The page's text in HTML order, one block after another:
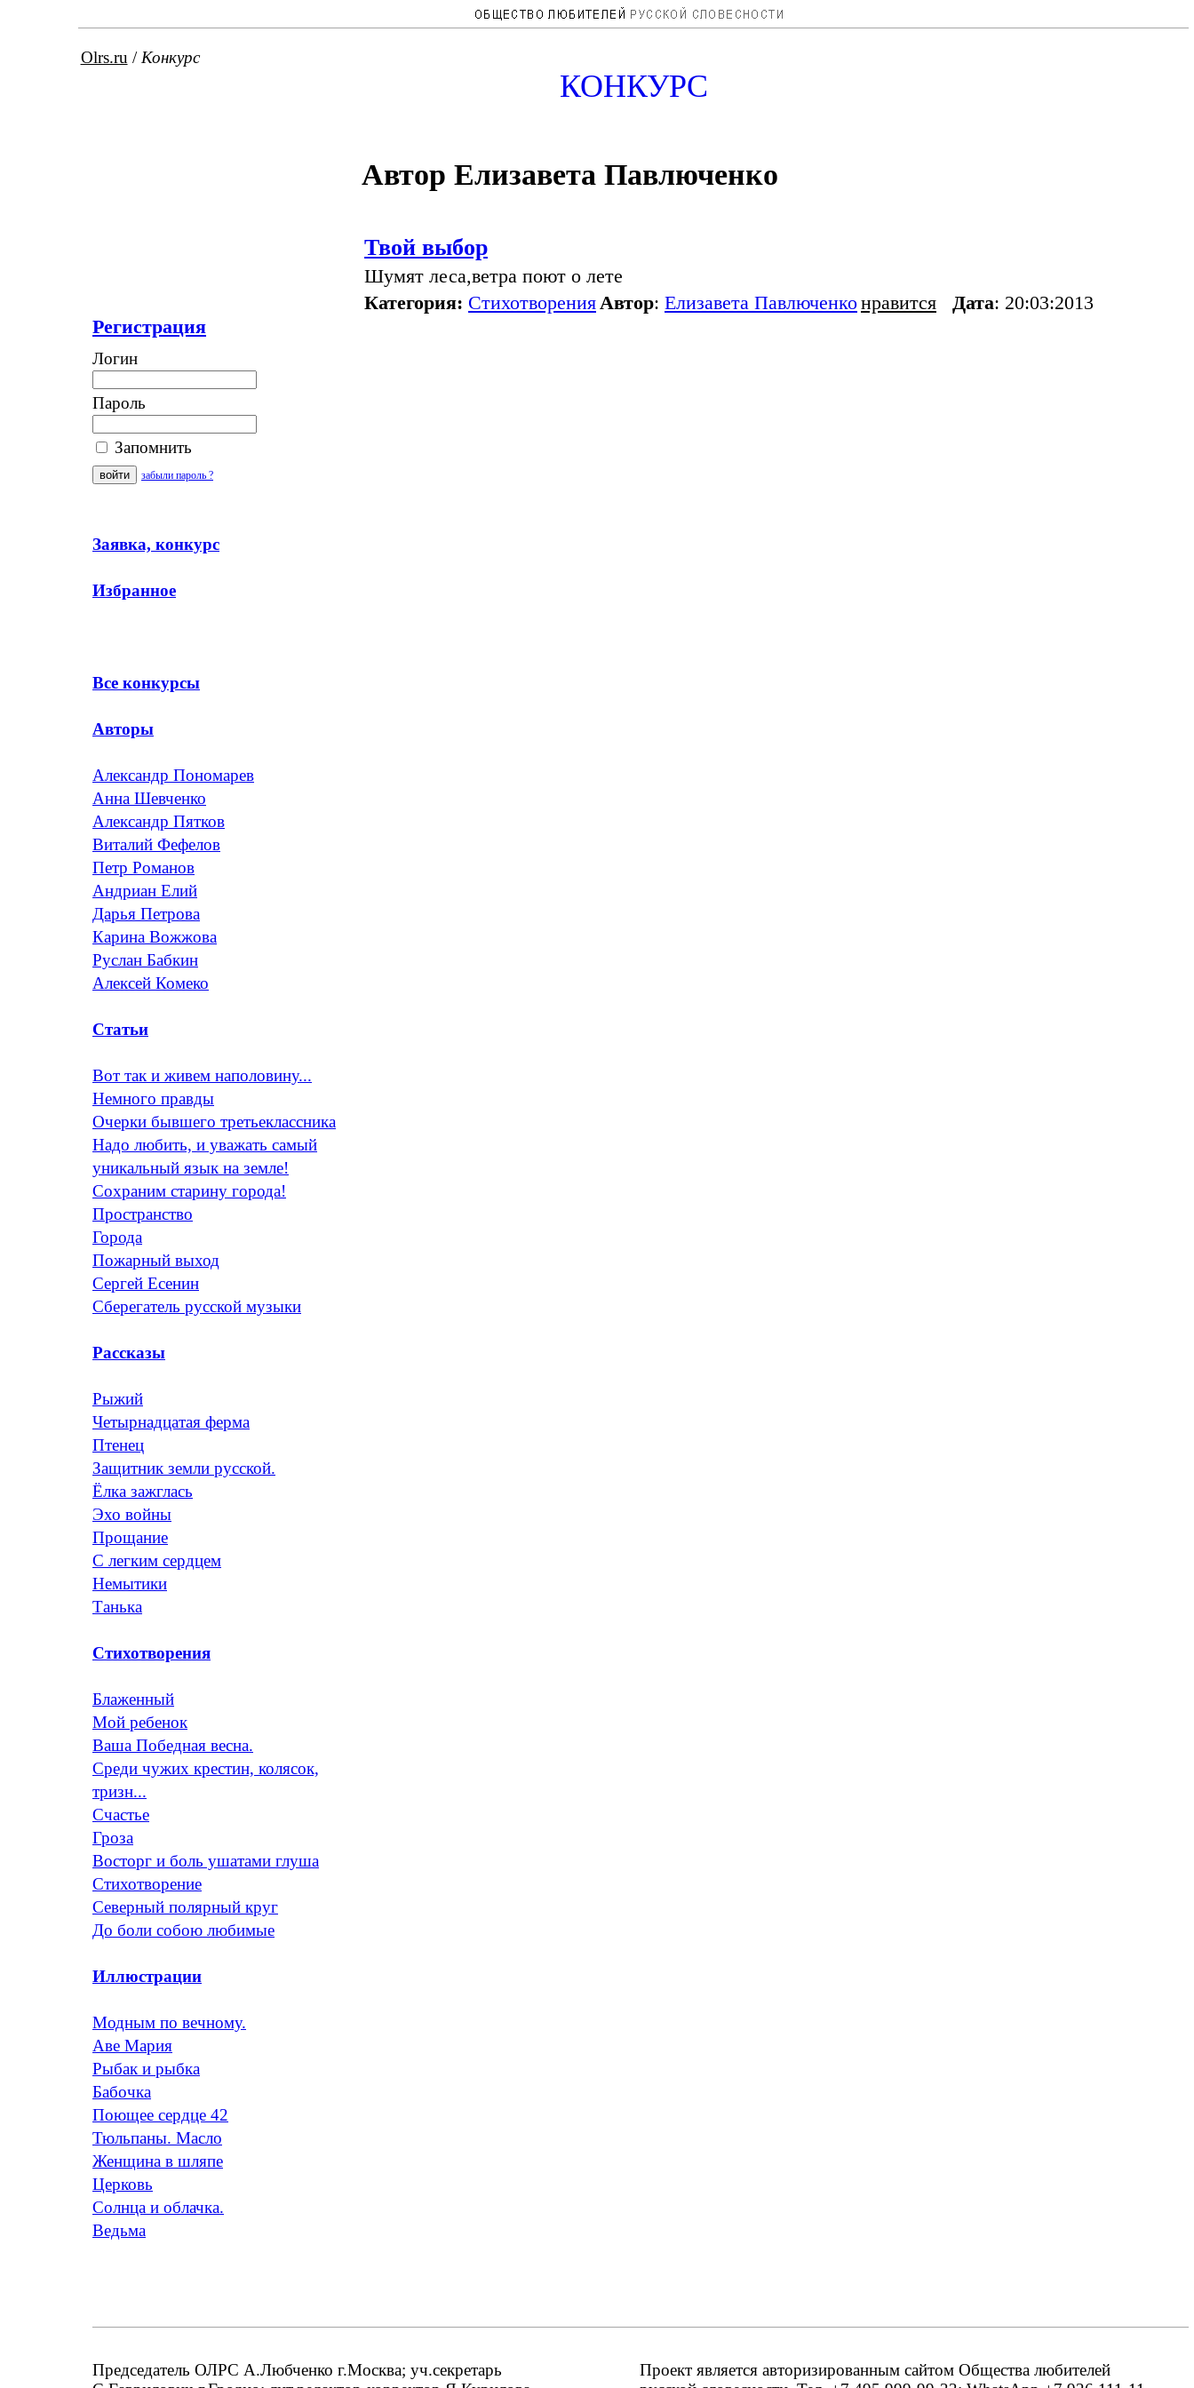
Olrs.ru / Конкурс
КОНКУРС
Регистрация
Логин
Пароль
Запомнить
забыли пароль ?
Заявка, конкурс
Избранное
Все конкурсы
Авторы
Александр Пономарев
Анна Шевченко
Александр Пятков
Виталий Фефелов
Петр Романов
Андриан Елий
Дарья Петрова
Карина Вожжова
Руслан Бабкин
Алексей Комеко
Статьи
Вот так и живем наполовину...
Немного правды
Очерки бывшего третьеклассника
Надо любить, и уважать самый
уникальный язык на земле!
Сохраним старину города!
Пространство
Города
Пожарный выход
Сергей Есенин
Сберегатель русской музыки
Рассказы
Рыжий
Четырнадцатая ферма
Птенец
Защитник земли русской.
Ёлка зажглась
Эхо войны
Прощание
С легким сердцем
Немытики
Танька
Стихотворения
Блаженный
Мой ребенок
Ваша Победная весна.
Среди чужих крестин, колясок,
тризн...
Счастье
Гроза
Восторг и боль ушатами глуша
Стихотворение
Северный полярный круг
До боли собою любимые
Иллюстрации
Модным по вечному.
Аве Мария
Рыбак и рыбка
Бабочка
Поющее сердце 42
Тюльпаны. Масло
Женщина в шляпе
Церковь
Солнца и облачка.
Ведьма
Автор Елизавета Павлюченко
Твой выбор
Шумят леса,ветра поют о лете
Категория: Стихотворения Автор: Елизавета Павлюченконравится Дата: 20:03:2013
Председатель ОЛРС А.Любченко г.Москва; уч.секретарь
Проект является авторизированным сайтом Общества любителей